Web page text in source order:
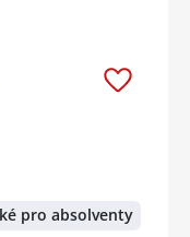
pro absolventy